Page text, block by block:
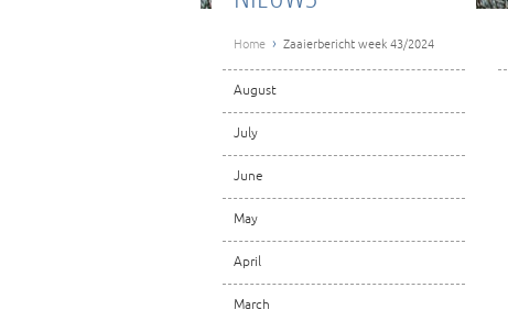
Home › Zaaierbericht week 43/2024
August
July
June
May
April
March